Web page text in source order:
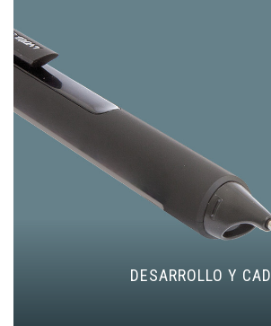
DESARROLLO Y CAD